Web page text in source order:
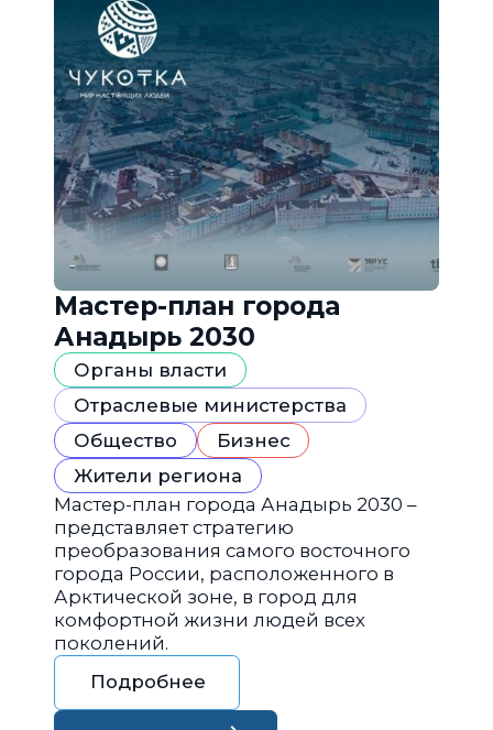
Мастер-план города
Анадырь 2030
Органы власти
Отраслевые министерства
Общество
Бизнес
Жители региона
Мастер-план города Анадырь 2030 –
представляет стратегию
преобразования самого восточного
города России, расположенного в
Арктической зоне, в город для
комфортной жизни людей всех
поколений.
Подробнее